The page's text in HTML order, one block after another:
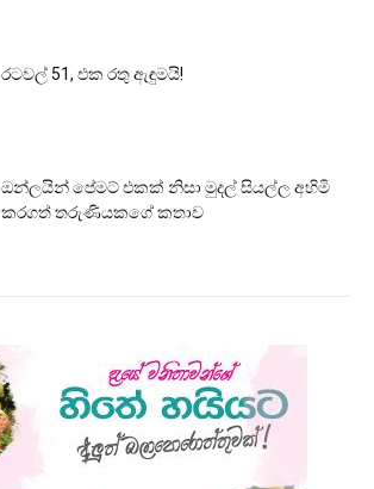
රටවල් 51, එක රතු ඇඳුමයි!
ඔන්ලයින් පේමට් එකක් නිසා මුදල් සියල්ල අහිමි
කරගත් තරුණියකගේ කතාව